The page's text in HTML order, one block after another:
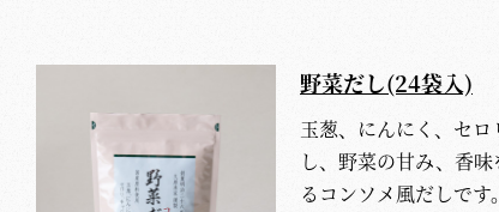
野菜だし(24袋入)
玉葱、にんにく、セ
し、野菜の甘み、香
るコンソメ風だしです。